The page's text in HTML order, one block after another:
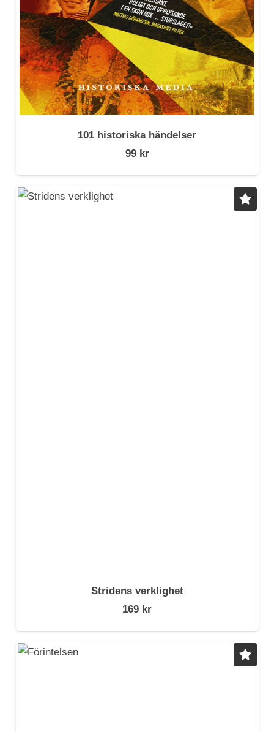
101 historiska händelser
99 kr
Stridens verklighet
169 kr